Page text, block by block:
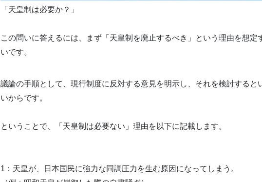
「天皇制は必要か？」
この問いに答えるには、まず「天皇制を廃止するべき」という理由を想定
いです。
議論の手順として、現行制度に反対する意見を明示し、それを検討すると
いからです。
ということで、「天皇制は必要ない」理由を以下に記載します。
1：天皇が、日本国民に強力な同調圧力を生む原因になってしまう。